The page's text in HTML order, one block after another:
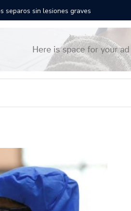
aparta la fecha Todo